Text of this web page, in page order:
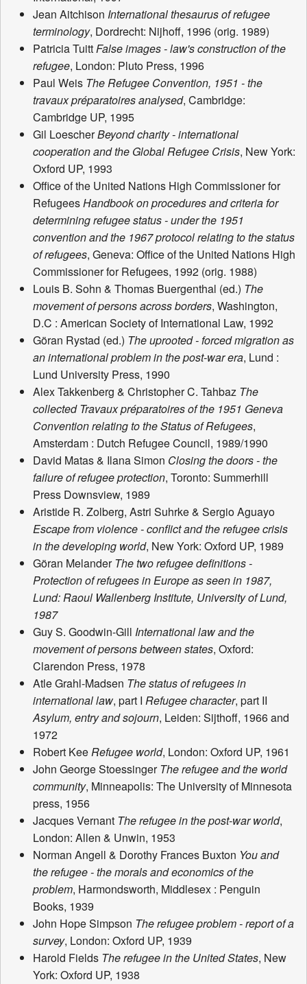
Jean Aitchison International thesaurus of refugee
terminology, Dordrecht: Nijhoff, 1996 (orig. 1989)
Patricia TuittFalse images - law's construction of the
refugee, London: Pluto Press, 1996
Paul Weis The Refugee Convention, 1951 - the
travaux préparatoires analysed, Cambridge:
Cambridge UP, 1995
Gil LoescherBeyond charity - international
cooperation and the Global Refugee Crisis, New York:
Oxford UP, 1993
Office of the United Nations High Commissioner for
RefugeesHandbook on procedures and criteria for
determining refugee status - under the 1951
convention and the 1967 protocol relating to the status
of refugees, Geneva: Office of the United Nations High
Commissioner for Refugees, 1992 (orig. 1988)
Louis B. Sohn & Thomas Buergenthal (ed.) The
movement of persons across borders, Washington,
D.C : American Society of International Law, 1992
Göran Rystad (ed.) The uprooted - forced migration as
an international problem in the post-war era, Lund :
Lund University Press, 1990
Alex Takkenberg & Christopher C. Tahbaz The
collected Travaux préparatoires of the 1951 Geneva
Convention relating to the Status of Refugees,
Amsterdam : Dutch Refugee Council, 1989/1990
David Matas & Ilana Simon Closing the doors - the
failure of refugee protection, Toronto: Summerhill
Press Downsview, 1989
Aristide R. Zolberg, Astri Suhrke & Sergio Aguayo
Escape from violence - conflict and the refugee crisis
in the developing world, New York: Oxford UP, 1989
Göran Melander The two refugee definitions -
Protection of refugees in Europe as seen in 1987,
Lund: Raoul Wallenberg Institute, University of Lund,
1987
Guy S. Goodwin-Gill International law and the
movement of persons between states, Oxford:
Clarendon Press, 1978
Atle Grahl-Madsen The status of refugees in
international law, part I Refugee character, part II
Asylum, entry and sojourn, Leiden: Sijthoff, 1966 and
1972
Robert KeeRefugee world, London: Oxford UP, 1961
John George Stoessinger The refugee and the world
community, Minneapolis: The University of Minnesota
press, 1956
Jacques Vernant The refugee in the post-war world,
London: Allen & Unwin, 1953
Norman Angell & Dorothy Frances Buxton You and
the refugee - the morals and economics of the
problem, Harmondsworth, Middlesex : Penguin
Books, 1939
John Hope Simpson The refugee problem - report of a
survey, London: Oxford UP, 1939
Harold Fields The refugee in the United States, New
York: Oxford UP, 1938